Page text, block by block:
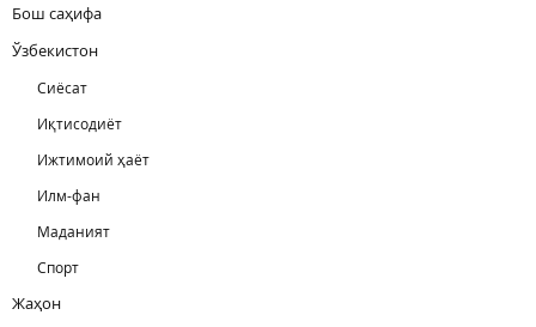
Бош саҳифа
Ўзбекистон
Сиёсат
Иқтисодиёт
Ижтимоий ҳаёт
Илм-фан
Маданият
Спорт
Жаҳон